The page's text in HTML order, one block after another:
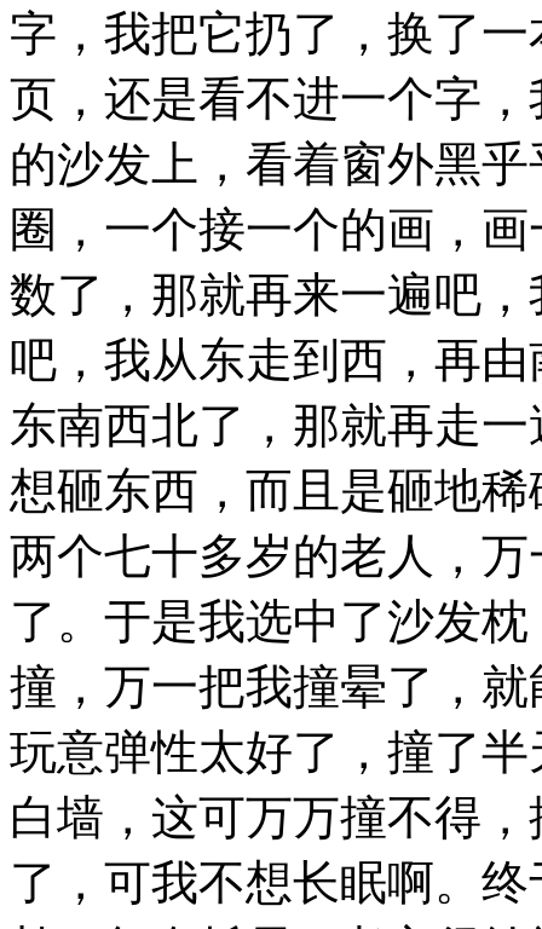
字，我把它扔了，换了
页，还是看不进一个字
的沙发上，看着窗外黑
圈，一个接一个的画，
数了，那就再来一遍吧
吧，我从东走到西，再
东南西北了，那就再走
想砸东西，而且是砸地
两个七十多岁的老人，
了。于是我选中了沙发
撞，万一把我撞晕了，
玩意弹性太好了，撞了
白墙，这可万万撞不得
了，可我不想长眠啊。